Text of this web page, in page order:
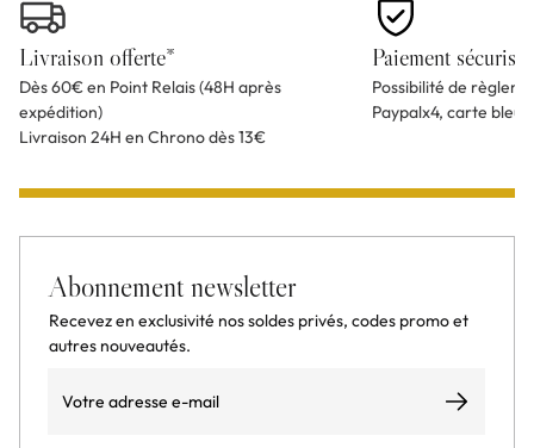
Livraison offerte*
Dès 60€ en Point Relais (48H après
expédition)
Livraison 24H en Chrono dès 13€
Paiement sécurisé
Possibilité de
Paypalx4, carte
Abonnement newsletter
Recevez en exclusivité nos soldes privés, codes promo et
autres nouveautés.
S’abonner